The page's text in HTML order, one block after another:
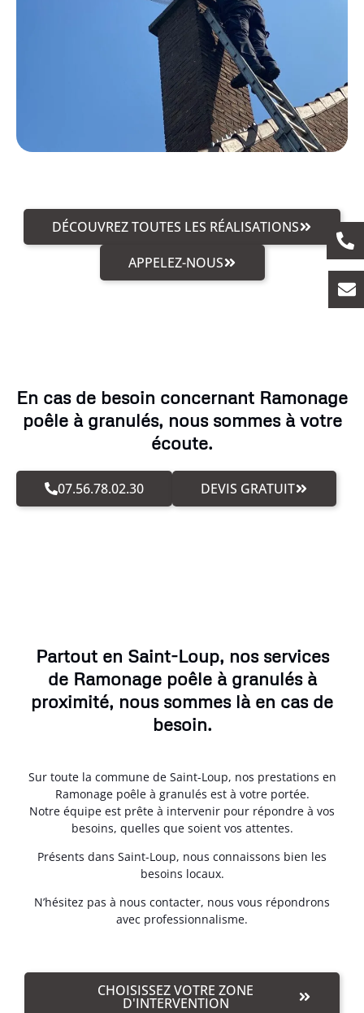
DÉCOUVREZ TOUTES LES RÉALISATIONS
APPELEZ-NOUS
En cas de besoin concernant Ramonage
poêle à granulés, nous sommes à votre
écoute.
07.56.78.02.30 DEVIS GRATUIT
Partout en Saint-Loup, nos services
de Ramonage poêle à granulés à
proximité, nous sommes là en cas de
besoin.
Sur toute la commune de Saint-Loup, nos prestations en
Ramonage poêle à granulés est à votre portée.
Notre équipe est prête à intervenir pour répondre à vos
besoins, quelles que soient vos attentes.
Présents dans Saint-Loup, nous connaissons bien les
besoins locaux.
N’hésitez pas à nous contacter, nous vous répondrons
avec professionnalisme.
CHOISISSEZ VOTRE ZONE
D'INTERVENTION